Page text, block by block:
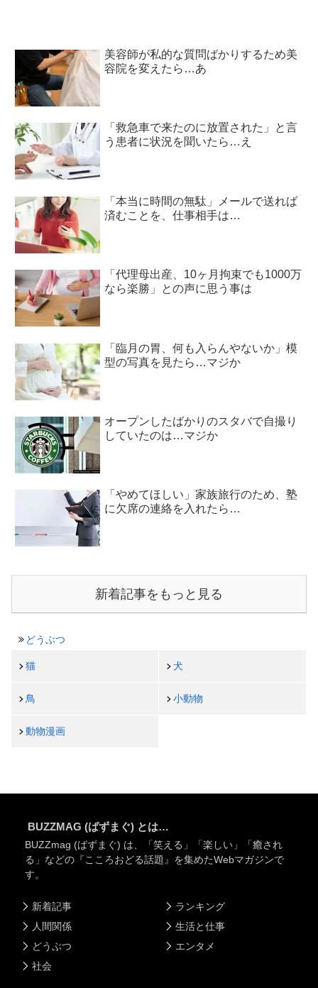
美容師が私的な質問ばかりするため美
容院を変えたら…あ
「救急車で来たのに放置された」と言
う患者に状況を聞いたら…え
「本当に時間の無駄」メールで送れば
済むことを、仕事相手は…
「代理母出産、10ヶ月拘束でも1000万
なら楽勝」との声に思う事は
「臨月の胃、何も入らんやないか」模
型の写真を見たら…マジか
オープンしたばかりのスタバで自撮り
していたのは…マジか
「やめてほしい」家族旅行のため、塾
に欠席の連絡を入れたら…
新着記事をもっと見る
どうぶつ
猫 犬
鳥 小動物
動物漫画
BUZZMAG (ばずまぐ) とは…
BUZZmag (ばずまぐ) は、「笑える」「楽しい」「癒され
る」などの『こころおどる話題』を集めたWebマガジンで
す。
新着記事
人間関係
どうぶつ
社会
ランキング
生活と仕事
エンタメ